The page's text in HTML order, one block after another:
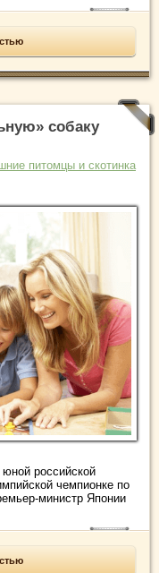
собаку
питомцы и скотинка
российской
чемпионке по
министр Японии